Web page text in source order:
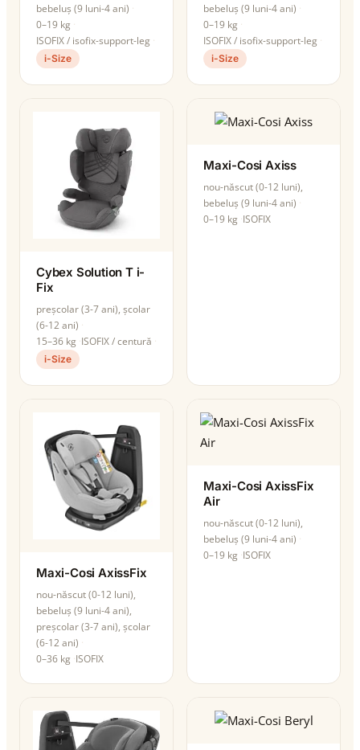
bebeluș (9 luni-4 ani)
0–19 kg
ISOFIX / isofix-support-leg
i-Size
bebeluș (9 luni-4 ani)
0–19 kg
ISOFIX / isofix-support-leg
i-Size
Cybex Solution T i-
Fix
preșcolar (3-7 ani), școlar
(6-12 ani)
15–36 kg ISOFIX / centură
i-Size
Maxi-Cosi Axiss
nou-născut (0-12 luni),
bebeluș (9 luni-4 ani)
0–19 kg ISOFIX
Maxi-Cosi AxissFix
nou-născut (0-12 luni),
bebeluș (9 luni-4 ani),
preșcolar (3-7 ani), școlar
(6-12 ani)
0–36 kg ISOFIX
Maxi-Cosi AxissFix
Air
nou-născut (0-12 luni),
bebeluș (9 luni-4 ani)
0–19 kg ISOFIX